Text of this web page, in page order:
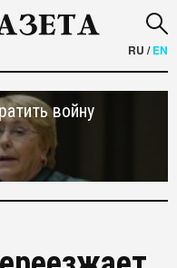
RU /EN
войну